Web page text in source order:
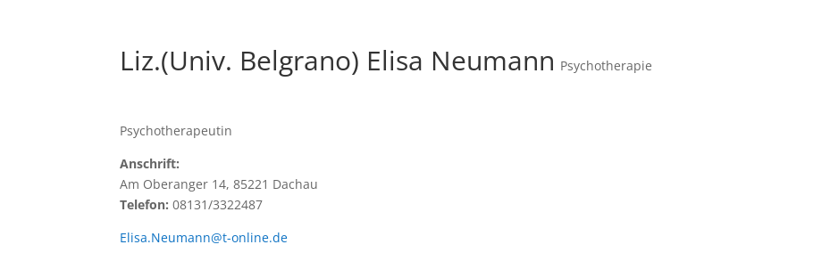
Liz.(Univ. Belgrano) Elisa Neumann Psychotherapie
Psychotherapeutin
Anschrift:
Am Oberanger 14, 85221 Dachau
Telefon: 08131/3322487
Elisa.Neumann@t-online.de